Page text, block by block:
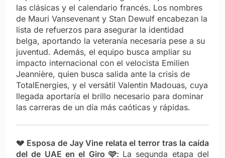
las clásicas y el calendario francés. Los nombres
de Mauri Vansevenant y Stan Dewulf encabezan la
lista de refuerzos para asegurar la identidad
belga, aportando la veteranía necesaria pese a su
juventud. Además, el equipo busca ampliar su
impacto internacional con el velocista Emilien
Jeannière, quien busca salida ante la crisis de
TotalEnergies, y el versátil Valentin Madouas, cuya
llegada aportaría el brillo necesario para dominar
las carreras de un día más caóticas y rápidas.
💔 Esposa de Jay Vine relata el terror tras la caída
del de UAE en el Giro 🩷: La segunda etapa del